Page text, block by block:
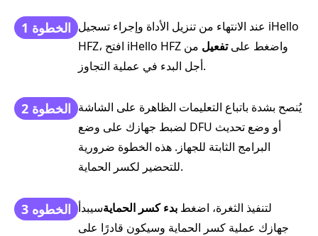
الخطوة 1 عند الانتهاء من تنزيل الأداة وإجراء تسجيل iHello
HFZ، افتح iHello HFZ واضغط علىتفعيل من
أجل البدء في عملية التجاوز.
الخطوة 2 يُنصح بشدة باتباع التعليمات الظاهرة على الشاشة
لضبط جهازك على وضع DFU أو وضع تحديث
البرامج الثابتة للجهاز. هذه الخطوة ضرورية
للتحضير لكسر الحماية.
الخطوه 3 لتنفيذ الثغرة، اضغط بدء كسر الحمايةسيبدأ
جهازك عملية كسر الحماية وسيكون قادرًا على